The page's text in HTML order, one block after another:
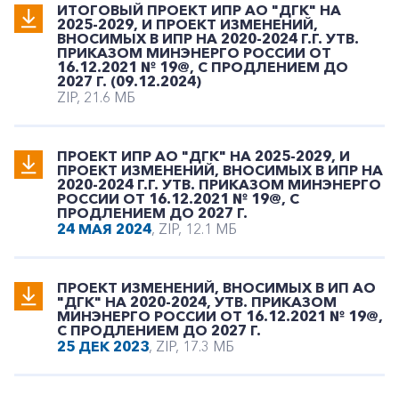
ИТОГОВЫЙ ПРОЕКТ ИПР АО "ДГК" НА
2025-2029, И ПРОЕКТ ИЗМЕНЕНИЙ,
ВНОСИМЫХ В ИПР НА 2020-2024 Г.Г. УТВ.
ПРИКАЗОМ МИНЭНЕРГО РОССИИ ОТ
16.12.2021 № 19@, С ПРОДЛЕНИЕМ ДО
2027 Г. (09.12.2024)
ZIP, 21.6 МБ
ПРОЕКТ ИПР АО "ДГК" НА 2025-2029, И
ПРОЕКТ ИЗМЕНЕНИЙ, ВНОСИМЫХ В ИПР НА
2020-2024 Г.Г. УТВ. ПРИКАЗОМ МИНЭНЕРГО
РОССИИ ОТ 16.12.2021 № 19@, С
ПРОДЛЕНИЕМ ДО 2027 Г.
24 МАЯ 2024, ZIP, 12.1 МБ
ПРОЕКТ ИЗМЕНЕНИЙ, ВНОСИМЫХ В ИП АО
"ДГК" НА 2020-2024, УТВ. ПРИКАЗОМ
МИНЭНЕРГО РОССИИ ОТ 16.12.2021 № 19@,
С ПРОДЛЕНИЕМ ДО 2027 Г.
25 ДЕК 2023, ZIP, 17.3 МБ